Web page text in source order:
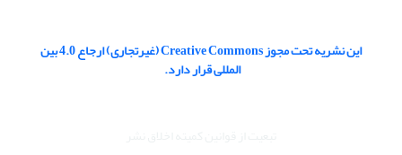
این نشریه تحت مجوز Creative Commons (غیرتجاری) ارجاع 4.0 بین
المللی قرار دارد.